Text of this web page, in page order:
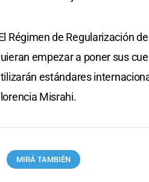
Régimen de Regularización
empezar a poner sus
estándares
Misrahi.
MIRÁ TAMBIÉN